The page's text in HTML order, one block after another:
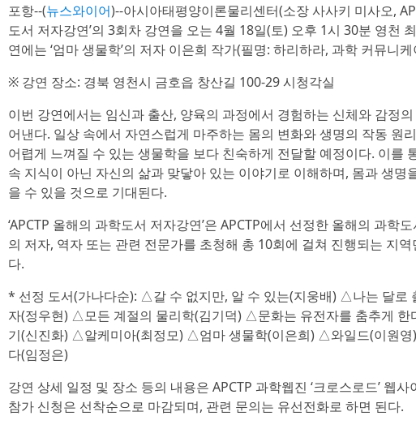
포항--(뉴스와이어)--아시아태평양이론물리센터(소장 사사키 미사오,
도서 저자강연’의 3회차 강연을 오는 4월 18일(토) 오후 1시 30분 영천
연에는 ‘엄마 생물학’의 저자 이은희 작가(필명: 하리하라, 과학 커뮤니
※ 강연 장소: 경북 영천시 금호읍 창산길 100-29 시청각실
이번 강연에서는 임신과 출산, 양육의 과정에서 경험하는 신체와 감정
어낸다. 일상 속에서 자연스럽게 마주하는 몸의 변화와 생명의 작동 원
어렵게 느껴질 수 있는 생물학을 보다 친숙하게 전달할 예정이다. 이를
속 지식이 아닌 자신의 삶과 맞닿아 있는 이야기로 이해하며, 몸과 생명
을 수 있을 것으로 기대된다.
‘APCTP 올해의 과학도서 저자강연’은 APCTP에서 선정한 올해의 과학
의 저자, 역자 또는 관련 전문가를 초청해 총 10회에 걸쳐 진행되는 지
다.
* 선정 도서(가나다순): △갈 수 없지만, 알 수 있는(지웅배) △나는 달로
자(정우현) △모든 계절의 물리학(김기덕) △문화는 유전자를 춤추게
기(신진화) △알케미아(최정모) △엄마 생물학(이은희) △와일드(이원
다(임정은)
강연 상세 일정 및 장소 등의 내용은 APCTP 과학웹진 ‘크로스로드’ 웹
참가 신청은 선착순으로 마감되며, 관련 문의는 유선전화로 하면 된다.